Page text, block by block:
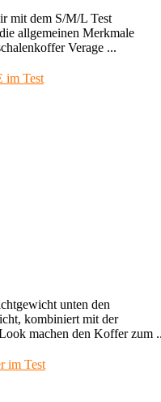
mit dem S/M/L Test
allgemeinen Merkmale
Verage ...
unten den
kombiniert mit der
machen den Koffer zum